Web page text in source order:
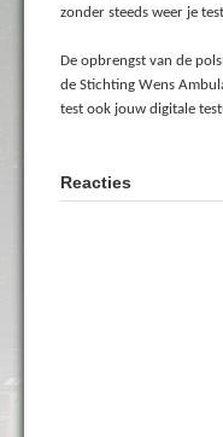
zonder steeds weer je
De opbrengst van de
de Stichting Wens
test ook jouw digitale
Reacties